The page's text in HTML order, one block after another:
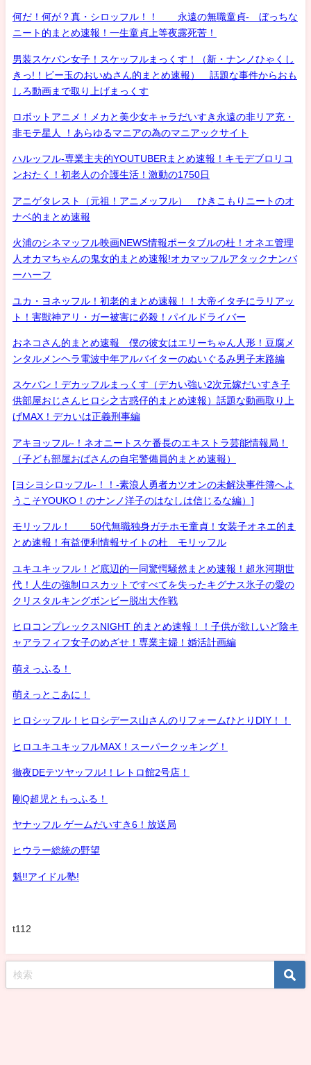
何だ！何が？真・シロッフル！！ 永遠の無職童貞- ぼっちな
ニート的まとめ速報！一生童貞上等夜露死苦！
男装スケバン女子！スケッフルまっくす！（新・ナンノひゃくし
きっ!！ビー玉のおいぬさん的まとめ速報） 話題な事件からおも
しろ動画まで取り上げまっくす
ロボットアニメ！メカと美少女キャラだいすき永遠の非リア充・
非モテ星人 ！あらゆるマニアの為のマニアックサイト
ハルッフル-専業主夫的YOUTUBERまとめ速報！キモデブロリコ
ンおたく！初老人の介護生活！激動の1750日
アニゲタレスト（元祖！アニメッフル） ひきこもりニートのオ
ナベ的まとめ速報
火浦のシネマッフル映画NEWS情報ポータブルの杜！オネエ管理
人オカマちゃんの鬼女的まとめ速報!オカマッフルアタックナンバ
ーハーフ
ユカ・ヨネッフル！初老的まとめ速報！！大帝イタチにラリアッ
ト！害獣神アリ・ガー被害に必殺！パイルドライバー
おネコさん的まとめ速報 僕の彼女はエリーちゃん人形！豆腐メ
ンタルメンヘラ電波中年アルバイターのぬいぐるみ男子末路編
スケバン！デカッフルまっくす（デカい強い2次元嫁だいすき子
供部屋おじさんヒロシ之古惑仔的まとめ速報）話題な動画取り上
げMAX！デカいは正義刑事編
アキヨッフル-！ネオニートスケ番長のエキストラ芸能情報局！
（子ども部屋おばさんの自宅警備員的まとめ速報）
[ヨシヨシロッフル-！！-素浪人勇者カツオンの未解決事件簿へよ
うこそYOUKO！のナンノ洋子のはなしは信じるな編）]
モリッフル！ 50代無職独身ガチホモ童貞！女装子オネエ的ま
とめ速報！有益便利情報サイトの杜 モリッフル
ユキユキッフル！ど底辺的一同驚愕騒然まとめ速報！超氷河期世
代！人生の強制ロスカットですべてを失ったキグナス氷子の愛の
クリスタルキングボンビー脱出大作戦
ヒロコンプレックスNIGHT 的まとめ速報！！子供が欲しいど陰キ
ャアラフィフ女子のめざせ！専業主婦！婚活計画編
萌えっふる！
萌えっとこあに！
ヒロシッフル！ヒロシデース山さんのリフォームひとりDIY！！
ヒロユキユキッフルMAX！スーパークッキング！
徹夜DEテツヤッフル!！レトロ館2号店！
剛Q超児ともっふる！
ヤナッフル ゲームだいすき6！放送局
ヒウラー総統の野望
魁!!アイドル塾!
t112